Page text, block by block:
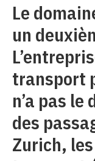
Le
un
transport
n’a pas
des
Zurich,